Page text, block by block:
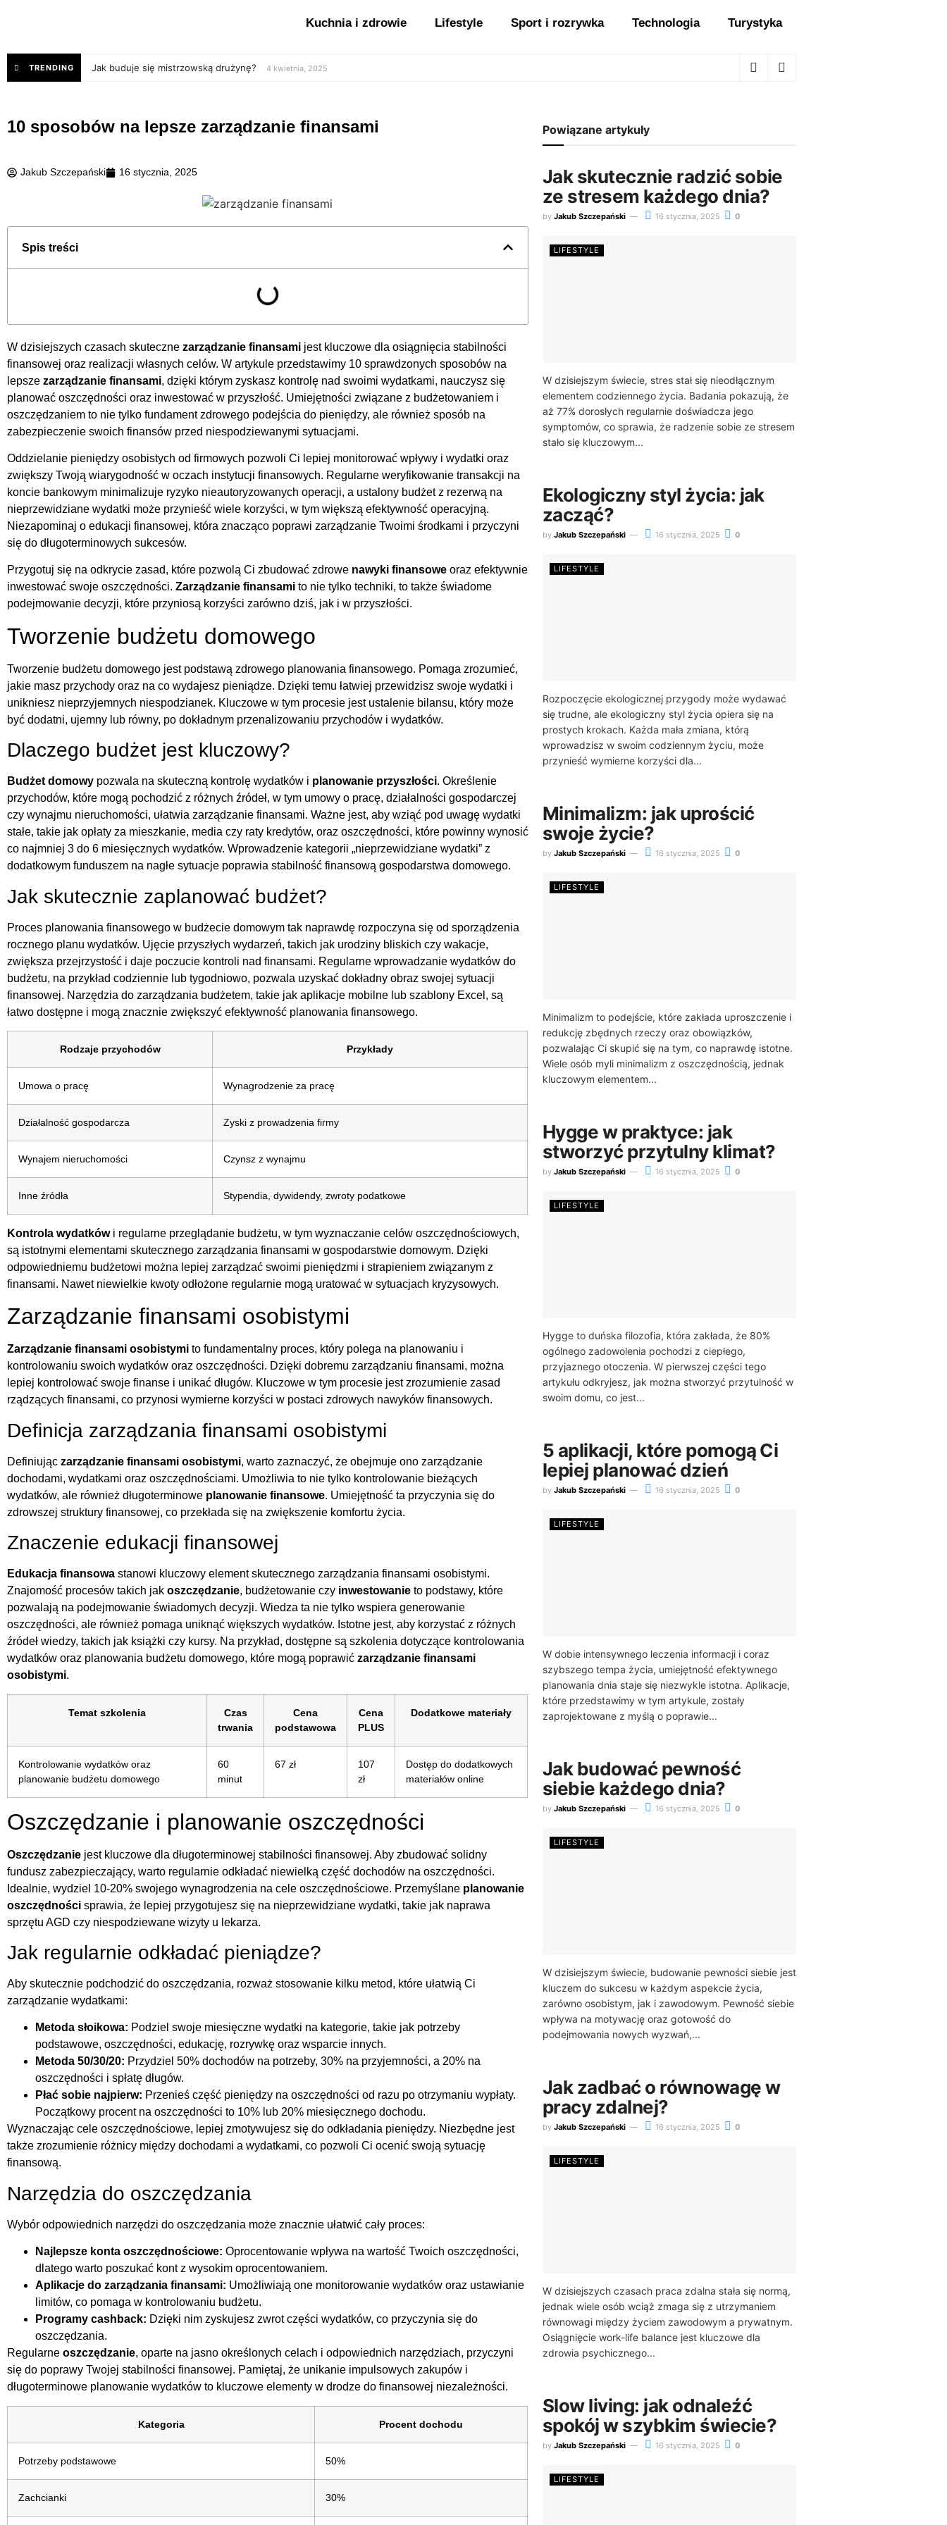
Kuchnia i zdrowie Lifestyle Sport i rozrywka Technologia Turystyka
TRENDING Jak buduje się mistrzowską drużynę? 4 kwietnia, 2025
10 sposobów na lepsze zarządzanie finansami
Jakub Szczepański 16 stycznia, 2025
Spis treści
W dzisiejszych czasach skuteczne zarządzanie finansami jest kluczowe dla osiągnięcia stabilności
finansowej oraz realizacji własnych celów. W artykule przedstawimy 10 sprawdzonych sposobów na
lepsze zarządzanie finansami, dzięki którym zyskasz kontrolę nad swoimi wydatkami, nauczysz się
planować oszczędności oraz inwestować w przyszłość. Umiejętności związane z budżetowaniem i
oszczędzaniem to nie tylko fundament zdrowego podejścia do pieniędzy, ale również sposób na
zabezpieczenie swoich finansów przed niespodziewanymi sytuacjami.
Oddzielanie pieniędzy osobistych od firmowych pozwoli Ci lepiej monitorować wpływy i wydatki oraz
zwiększy Twoją wiarygodność w oczach instytucji finansowych. Regularne weryfikowanie transakcji na
koncie bankowym minimalizuje ryzyko nieautoryzowanych operacji, a ustalony budżet z rezerwą na
nieprzewidziane wydatki może przynieść wiele korzyści, w tym większą efektywność operacyjną.
Niezapominaj o edukacji finansowej, która znacząco poprawi zarządzanie Twoimi środkami i przyczyni
się do długoterminowych sukcesów.
Przygotuj się na odkrycie zasad, które pozwolą Ci zbudować zdrowe nawyki finansowe oraz efektywnie
inwestować swoje oszczędności. Zarządzanie finansami to nie tylko techniki, to także świadome
podejmowanie decyzji, które przyniosą korzyści zarówno dziś, jak i w przyszłości.
Tworzenie budżetu domowego
Tworzenie budżetu domowego jest podstawą zdrowego planowania finansowego. Pomaga zrozumieć,
jakie masz przychody oraz na co wydajesz pieniądze. Dzięki temu łatwiej przewidzisz swoje wydatki i
unikniesz nieprzyjemnych niespodzianek. Kluczowe w tym procesie jest ustalenie bilansu, który może
być dodatni, ujemny lub równy, po dokładnym przenalizowaniu przychodów i wydatków.
Dlaczego budżet jest kluczowy?
Budżet domowy pozwala na skuteczną kontrolę wydatków i planowanie przyszłości. Określenie
przychodów, które mogą pochodzić z różnych źródeł, w tym umowy o pracę, działalności gospodarczej
czy wynajmu nieruchomości, ułatwia zarządzanie finansami. Ważne jest, aby wziąć pod uwagę wydatki
stałe, takie jak opłaty za mieszkanie, media czy raty kredytów, oraz oszczędności, które powinny wynosić
co najmniej 3 do 6 miesięcznych wydatków. Wprowadzenie kategorii „nieprzewidziane wydatki” z
dodatkowym funduszem na nagłe sytuacje poprawia stabilność finansową gospodarstwa domowego.
Jak skutecznie zaplanować budżet?
Proces planowania finansowego w budżecie domowym tak naprawdę rozpoczyna się od sporządzenia
rocznego planu wydatków. Ujęcie przyszłych wydarzeń, takich jak urodziny bliskich czy wakacje,
zwiększa przejrzystość i daje poczucie kontroli nad finansami. Regularne wprowadzanie wydatków do
budżetu, na przykład codziennie lub tygodniowo, pozwala uzyskać dokładny obraz swojej sytuacji
finansowej. Narzędzia do zarządzania budżetem, takie jak aplikacje mobilne lub szablony Excel, są
łatwo dostępne i mogą znacznie zwiększyć efektywność planowania finansowego.
Rodzaje przychodów Przykłady
Umowa o pracę Wynagrodzenie za pracę
Działalność gospodarcza Zyski z prowadzenia firmy
Wynajem nieruchomości Czynsz z wynajmu
Inne źródła Stypendia, dywidendy, zwroty podatkowe
Kontrola wydatkówi regularne przeglądanie budżetu, w tym wyznaczanie celów oszczędnościowych,
są istotnymi elementami skutecznego zarządzania finansami w gospodarstwie domowym. Dzięki
odpowiedniemu budżetowi można lepiej zarządzać swoimi pieniędzmi i strapieniem związanym z
finansami. Nawet niewielkie kwoty odłożone regularnie mogą uratować w sytuacjach kryzysowych.
Zarządzanie finansami osobistymi
Zarządzanie finansami osobistymi to fundamentalny proces, który polega na planowaniu i
kontrolowaniu swoich wydatków oraz oszczędności. Dzięki dobremu zarządzaniu finansami, można
lepiej kontrolować swoje finanse i unikać długów. Kluczowe w tym procesie jest zrozumienie zasad
rządzących finansami, co przynosi wymierne korzyści w postaci zdrowych nawyków finansowych.
Definicja zarządzania finansami osobistymi
Definiując zarządzanie finansami osobistymi, warto zaznaczyć, że obejmuje ono zarządzanie
dochodami, wydatkami oraz oszczędnościami. Umożliwia to nie tylko kontrolowanie bieżących
wydatków, ale również długoterminowe planowanie finansowe. Umiejętność ta przyczynia się do
zdrowszej struktury finansowej, co przekłada się na zwiększenie komfortu życia.
Znaczenie edukacji finansowej
Edukacja finansowa stanowi kluczowy element skutecznego zarządzania finansami osobistymi.
Znajomość procesów takich jak oszczędzanie, budżetowanie czy inwestowanie to podstawy, które
pozwalają na podejmowanie świadomych decyzji. Wiedza ta nie tylko wspiera generowanie
oszczędności, ale również pomaga uniknąć większych wydatków. Istotne jest, aby korzystać z różnych
źródeł wiedzy, takich jak książki czy kursy. Na przykład, dostępne są szkolenia dotyczące kontrolowania
wydatków oraz planowania budżetu domowego, które mogą poprawić zarządzanie finansami
osobistymi.
Temat szkolenia
Czas
trwania
Cena
podstawowa
Cena
PLUS
Dodatkowe materiały
Kontrolowanie wydatków oraz
planowanie budżetu domowego
60
minut
67 zł
107
zł
Dostęp do dodatkowych
materiałów online
Oszczędzanie i planowanie oszczędności
Oszczędzanie jest kluczowe dla długoterminowej stabilności finansowej. Aby zbudować solidny
fundusz zabezpieczający, warto regularnie odkładać niewielką część dochodów na oszczędności.
Idealnie, wydziel 10-20% swojego wynagrodzenia na cele oszczędnościowe. Przemyślane planowanie
oszczędności sprawia, że lepiej przygotujesz się na nieprzewidziane wydatki, takie jak naprawa
sprzętu AGD czy niespodziewane wizyty u lekarza.
Jak regularnie odkładać pieniądze?
Aby skutecznie podchodzić do oszczędzania, rozważ stosowanie kilku metod, które ułatwią Ci
zarządzanie wydatkami:
Metoda słoikowa: Podziel swoje miesięczne wydatki na kategorie, takie jak potrzeby
podstawowe, oszczędności, edukację, rozrywkę oraz wsparcie innych.
Metoda 50/30/20: Przydziel 50% dochodów na potrzeby, 30% na przyjemności, a 20% na
oszczędności i spłatę długów.
Płać sobie najpierw: Przenieś część pieniędzy na oszczędności od razu po otrzymaniu wypłaty.
Początkowy procent na oszczędności to 10% lub 20% miesięcznego dochodu.
Wyznaczając cele oszczędnościowe, lepiej zmotywujesz się do odkładania pieniędzy. Niezbędne jest
także zrozumienie różnicy między dochodami a wydatkami, co pozwoli Ci ocenić swoją sytuację
finansową.
Narzędzia do oszczędzania
Wybór odpowiednich narzędzi do oszczędzania może znacznie ułatwić cały proces:
Najlepsze konta oszczędnościowe: Oprocentowanie wpływa na wartość Twoich oszczędności,
dlatego warto poszukać kont z wysokim oprocentowaniem.
Aplikacje do zarządzania finansami: Umożliwiają one monitorowanie wydatków oraz ustawianie
limitów, co pomaga w kontrolowaniu budżetu.
Programy cashback: Dzięki nim zyskujesz zwrot części wydatków, co przyczynia się do
oszczędzania.
Regularne oszczędzanie, oparte na jasno określonych celach i odpowiednich narzędziach, przyczyni
się do poprawy Twojej stabilności finansowej. Pamiętaj, że unikanie impulsowych zakupów i
długoterminowe planowanie wydatków to kluczowe elementy w drodze do finansowej niezależności.
Kategoria Procent dochodu
Potrzeby podstawowe 50%
Zachcianki 30%
Powiązane artykuły
Jak skutecznie radzić sobie
ze stresem każdego dnia?
by Jakub Szczepański 16 stycznia, 2025 0
LIFESTYLE
W dzisiejszym świecie, stres stał się nieodłącznym
elementem codziennego życia. Badania pokazują, że
aż 77% dorosłych regularnie doświadcza jego
symptomów, co sprawia, że radzenie sobie ze stresem
stało się kluczowym...
Ekologiczny styl życia: jak
zacząć?
by Jakub Szczepański 16 stycznia, 2025 0
LIFESTYLE
Rozpoczęcie ekologicznej przygody może wydawać
się trudne, ale ekologiczny styl życia opiera się na
prostych krokach. Każda mała zmiana, którą
wprowadzisz w swoim codziennym życiu, może
przynieść wymierne korzyści dla...
Minimalizm: jak uprościć
swoje życie?
by Jakub Szczepański 16 stycznia, 2025 0
LIFESTYLE
Minimalizm to podejście, które zakłada uproszczenie i
redukcję zbędnych rzeczy oraz obowiązków,
pozwalając Ci skupić się na tym, co naprawdę istotne.
Wiele osób myli minimalizm z oszczędnością, jednak
kluczowym elementem...
Hygge w praktyce: jak
stworzyć przytulny klimat?
by Jakub Szczepański 16 stycznia, 2025 0
LIFESTYLE
Hygge to duńska filozofia, która zakłada, że 80%
ogólnego zadowolenia pochodzi z ciepłego,
przyjaznego otoczenia. W pierwszej części tego
artykułu odkryjesz, jak można stworzyć przytulność w
swoim domu, co jest...
5 aplikacji, które pomogą Ci
lepiej planować dzień
by Jakub Szczepański 16 stycznia, 2025 0
LIFESTYLE
W dobie intensywnego leczenia informacji i coraz
szybszego tempa życia, umiejętność efektywnego
planowania dnia staje się niezwykle istotna. Aplikacje,
które przedstawimy w tym artykule, zostały
zaprojektowane z myślą o poprawie...
Jak budować pewność
siebie każdego dnia?
by Jakub Szczepański 16 stycznia, 2025 0
LIFESTYLE
W dzisiejszym świecie, budowanie pewności siebie jest
kluczem do sukcesu w każdym aspekcie życia,
zarówno osobistym, jak i zawodowym. Pewność siebie
wpływa na motywację oraz gotowość do
podejmowania nowych wyzwań,...
Jak zadbać o równowagę w
pracy zdalnej?
by Jakub Szczepański 16 stycznia, 2025 0
LIFESTYLE
W dzisiejszych czasach praca zdalna stała się normą,
jednak wiele osób wciąż zmaga się z utrzymaniem
równowagi między życiem zawodowym a prywatnym.
Osiągnięcie work-life balance jest kluczowe dla
zdrowia psychicznego...
Slow living: jak odnaleźć
spokój w szybkim świecie?
by Jakub Szczepański 16 stycznia, 2025 0
LIFESTYLE